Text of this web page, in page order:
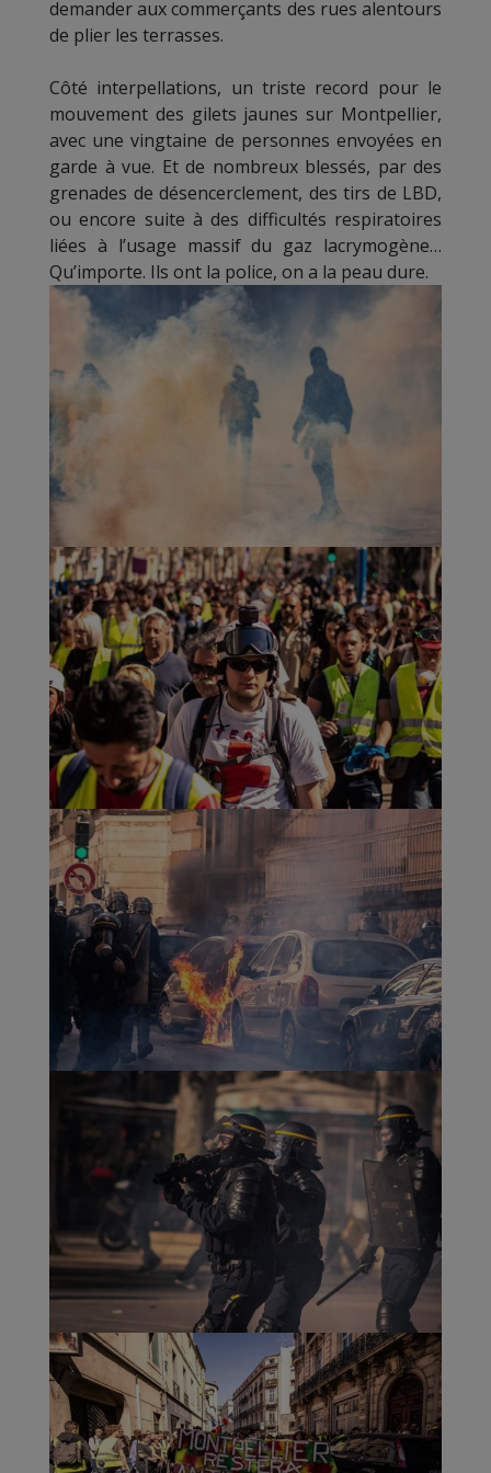
demander aux commerçants des rues alentours
de plier les terrasses.
Côté interpellations, un triste record pour le
mouvement des gilets jaunes sur Montpellier,
avec une vingtaine de personnes envoyées en
garde à vue. Et de nombreux blessés, par des
grenades de désencerclement, des tirs de LBD,
ou encore suite à des difficultés respiratoires
liées à l’usage massif du gaz lacrymogène…
Qu’importe. Ils ont la police, on a la peau dure.